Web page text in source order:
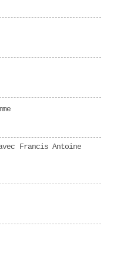
Francis Antoine